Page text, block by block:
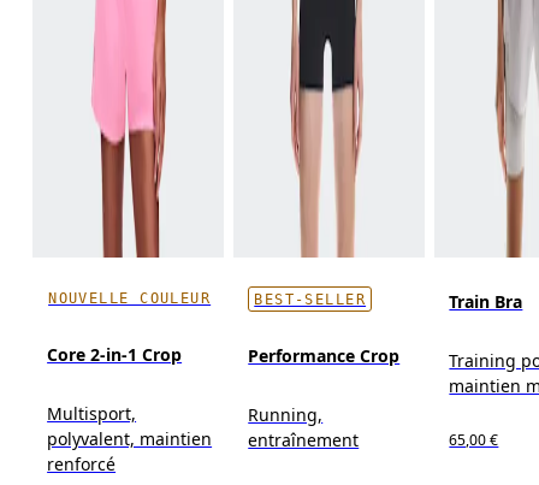
NOUVELLE COULEUR
Core 2-in-1 Crop
Multisport,
polyvalent, maintien
renforcé
BEST-SELLER
Performance Crop
Running,
entraînement
Train Bra
Training
maintien
65,00 €